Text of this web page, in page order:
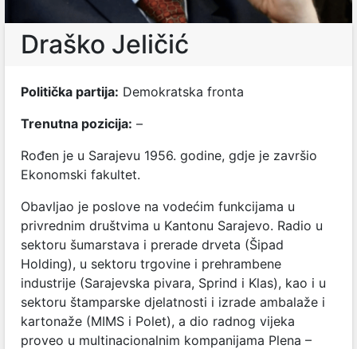
Draško Jeličić
Politička partija: Demokratska fronta
Trenutna pozicija: –
Rođen je u Sarajevu 1956. godine, gdje je završio
Ekonomski fakultet.
Obavljao je poslove na vodećim funkcijama u
privrednim društvima u Kantonu Sarajevo. Radio u
sektoru šumarstava i prerade drveta (Šipad
Holding), u sektoru trgovine i prehrambene
industrije (Sarajevska pivara, Sprind i Klas), kao i u
sektoru štamparske djelatnosti i izrade ambalaže i
kartonaže (MIMS i Polet), a dio radnog vijeka
proveo u multinacionalnim kompanijama Plena –